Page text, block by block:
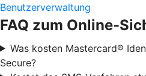
Benutzerverwaltung
FAQ zum Online-
Was kosten Mastercard®
Secure?